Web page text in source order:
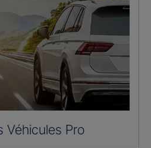
Véhicules Pro